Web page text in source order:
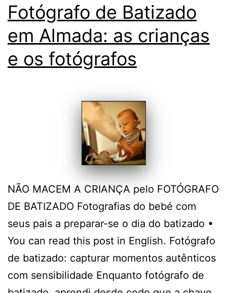
Fotógrafo de Batizado
em Almada: as crianças
e os fotógrafos
NÃO MACEM A CRIANÇA pelo FOTÓGRAFO
DE BATIZADO Fotografias do bebé com
seus pais a preparar-se o dia do batizado •
You can read this post in English. Fotógrafo
de batizado: capturar momentos autênticos
com sensibilidade Enquanto fotógrafo de